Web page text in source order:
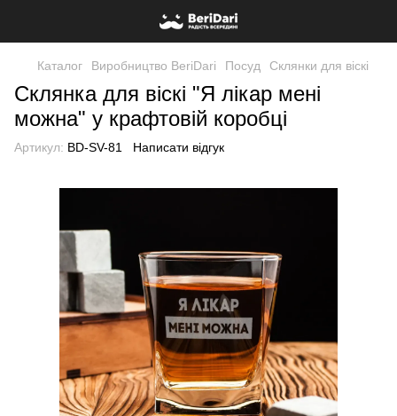
Каталог Виробництво BeriDari Посуд Склянки для віскі
Склянка для віскі "Я лікар мені
можна" у крафтовій коробці
Артикул: BD-SV-81 Написати відгук